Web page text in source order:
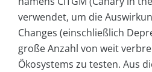
verwendet, um die
Changes (einschließlich
große Anzahl von weit
Ökosystems zu testen. Aus